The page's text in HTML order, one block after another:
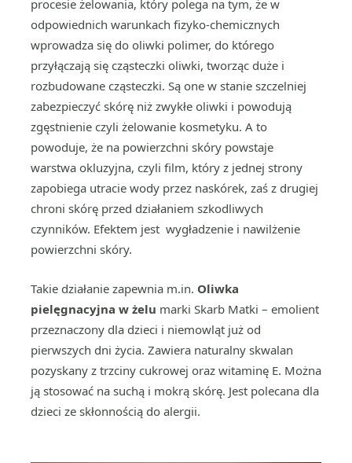
procesie żelowania, który polega na tym, że w
odpowiednich warunkach fizyko-chemicznych
wprowadza się do oliwki polimer, do którego
przyłączają się cząsteczki oliwki, tworząc duże i
rozbudowane cząsteczki. Są one w stanie szczelniej
zabezpieczyć skórę niż zwykłe oliwki i powodują
zgęstnienie czyli żelowanie kosmetyku. A to
powoduje, że na powierzchni skóry powstaje
warstwa okluzyjna, czyli film, który z jednej strony
zapobiega utracie wody przez naskórek, zaś z drugiej
chroni skórę przed działaniem szkodliwych
czynników. Efektem jest wygładzenie i nawilżenie
powierzchni skóry.
Takie działanie zapewnia m.in. Oliwka
pielęgnacyjna w żelu marki Skarb Matki – emolient
przeznaczony dla dzieci i niemowląt już od
pierwszych dni życia. Zawiera naturalny skwalan
pozyskany z trzciny cukrowej oraz witaminę E. Można
ją stosować na suchą i mokrą skórę. Jest polecana dla
dzieci ze skłonnością do alergii.